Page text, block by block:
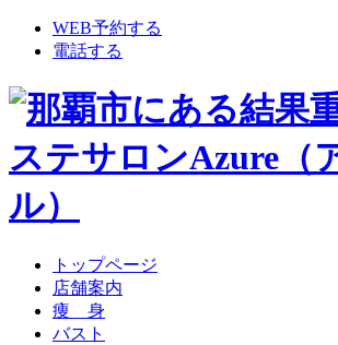
WEB予約する
電話する
トップページ
店舗案内
痩 身
バスト